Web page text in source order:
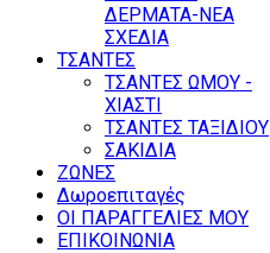
ΔΕΡΜΑΤΑ-ΝΕΑ
ΣΧΕΔΙΑ
ΤΣΑΝΤΕΣ
ΤΣΑΝΤΕΣ ΩΜΟΥ -
ΧΙΑΣΤΙ
ΤΣΑΝΤΕΣ ΤΑΞΙΔΙΟΥ
ΣΑΚΙΔΙΑ
ΖΩΝΕΣ
Δωροεπιταγές
ΟΙ ΠΑΡΑΓΓΕΛΙΕΣ ΜΟΥ
ΕΠΙΚΟΙΝΩΝΙΑ